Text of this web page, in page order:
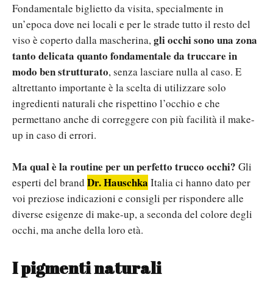
Fondamentale biglietto da visita, specialmente in
un’epoca dove nei locali e per le strade tutto il resto del
viso è coperto dalla mascherina,gli occhi sono una zona
tanto delicata quanto fondamentale da truccare in
modo ben strutturato, senza lasciare nulla al caso. E
altrettanto importante è la scelta di utilizzare solo
ingredienti naturali che rispettino l’occhio e che
permettano anche di correggere con più facilità il make-
up in caso di errori.
Ma qual è la routine per un perfetto trucco occhi? Gli
esperti del brand Dr. Hauschka Italia ci hanno dato per
voi preziose indicazioni e consigli per rispondere alle
diverse esigenze di make-up, a seconda del colore degli
occhi, ma anche della loro età.
I pigmenti naturali